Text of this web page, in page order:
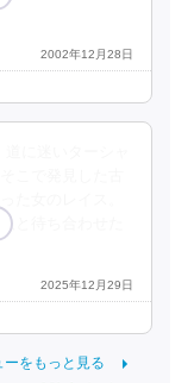
2002年12月28日
と待ち合わせた
2025年12月29日
ーをもっと見る